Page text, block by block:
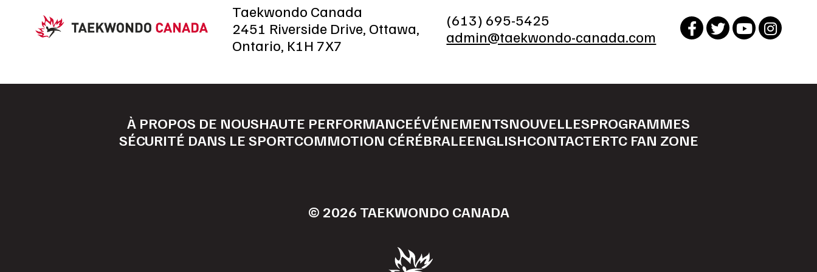
Taekwondo Canada
2451 Riverside Drive, Ottawa,
Ontario, K1H 7X7
(613) 695-5425
admin@taekwondo-canada.com
À PROPOS DE NOUSHAUTE PERFORMANCEÉVÉNEMENTSNOUVELLESPROGRAMMES
SÉCURITÉ DANS LE SPORTCOMMOTION CÉRÉBRALEENGLISHCONTACTERTC FAN ZONE
© 2026 TAEKWONDO CANADA